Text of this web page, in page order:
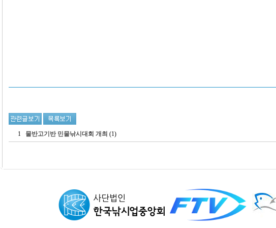
1 물반고기반 민물낚시대회 개최 (1)